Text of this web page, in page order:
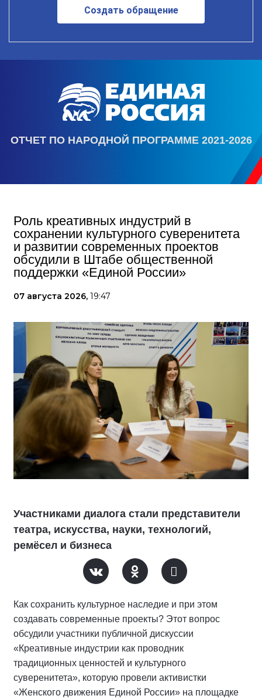
Создать обращение
ОТЧЕТ ПО НАРОДНОЙ ПРОГРАММЕ 2021-2026
Роль креативных индустрий в
сохранении культурного суверенитета
и развитии современных проектов
обсудили в Штабе общественной
поддержки «Единой России»
07 августа 2026, 19:47
Участниками диалога стали представители
театра, искусства, науки, технологий,
ремёсел и бизнеса
Как сохранить культурное наследие и при этом
создавать современные проекты? Этот вопрос
обсудили участники публичной дискуссии
«Креативные индустрии как проводник
традиционных ценностей и культурного
суверенитета», которую провели активистки
«Женского движения Единой России» на площадке